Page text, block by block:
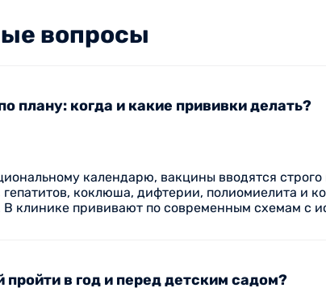
11
- ваша надежная поддержка в
обратиться в случае:
вопросы
плану: когда и какие прививки делать?
календарю, вакцины вводятся
гепатитов, коклюша, дифтерии, полиомиелита и
клинике прививают по современным схемам с
пройти в год и перед детским садом?